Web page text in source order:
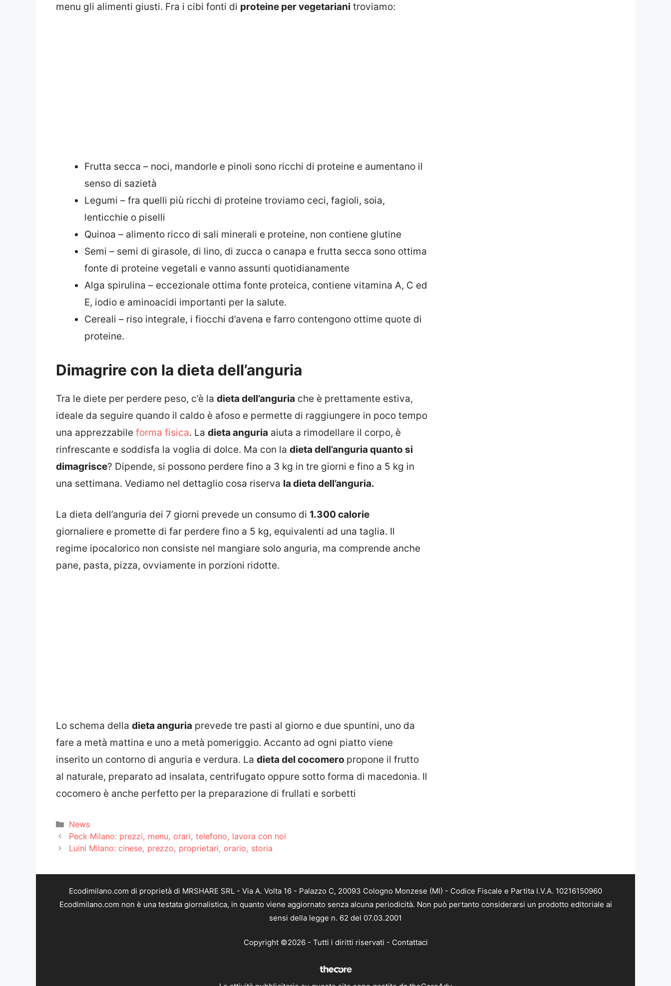
menu gli alimenti giusti. Fra i cibi fonti di proteine per vegetariani troviamo:
Frutta secca – noci, mandorle e pinoli sono ricchi di proteine e aumentano il
senso di sazietà
Legumi – fra quelli più ricchi di proteine troviamo ceci, fagioli, soia,
lenticchie o piselli
Quinoa – alimento ricco di sali minerali e proteine, non contiene glutine
Semi – semi di girasole, di lino, di zucca o canapa e frutta secca sono ottima
fonte di proteine vegetali e vanno assunti quotidianamente
Alga spirulina – eccezionale ottima fonte proteica, contiene vitamina A, C ed
E, iodio e aminoacidi importanti per la salute.
Cereali – riso integrale, i fiocchi d’avena e farro contengono ottime quote di
proteine.
Dimagrire con la dieta dell’anguria
Tra le diete per perdere peso, c’è la dieta dell’anguria che è prettamente estiva,
ideale da seguire quando il caldo è afoso e permette di raggiungere in poco tempo
una apprezzabile forma fisica. La dieta anguria aiuta a rimodellare il corpo, è
rinfrescante e soddisfa la voglia di dolce. Ma con la dieta dell’anguria quanto si
dimagrisce? Dipende, si possono perdere fino a 3 kg in tre giorni e fino a 5 kg in
una settimana. Vediamo nel dettaglio cosa riserva la dieta dell’anguria.
La dieta dell’anguria dei 7 giorni prevede un consumo di 1.300 calorie
giornaliere e promette di far perdere fino a 5 kg, equivalenti ad una taglia. Il
regime ipocalorico non consiste nel mangiare solo anguria, ma comprende anche
pane, pasta, pizza, ovviamente in porzioni ridotte.
Lo schema della dieta anguria prevede tre pasti al giorno e due spuntini, uno da
fare a metà mattina e uno a metà pomeriggio. Accanto ad ogni piatto viene
inserito un contorno di anguria e verdura. La dieta del cocomero propone il frutto
al naturale, preparato ad insalata, centrifugato oppure sotto forma di macedonia. Il
cocomero è anche perfetto per la preparazione di frullati e sorbetti
Categorie
News
Peck Milano: prezzi, menu, orari, telefono, lavora con noi
Luini Milano: cinese, prezzo, proprietari, orario, storia
Ecodimilano.com di proprietà di MRSHARE SRL - Via A. Volta 16 - Palazzo C, 20093 Cologno Monzese (MI) - Codice Fiscale e Partita I.V.A. 10216150960
Ecodimilano.com non è una testata giornalistica, in quanto viene aggiornato senza alcuna periodicità. Non può pertanto considerarsi un prodotto editoriale ai
sensi della legge n. 62 del 07.03.2001
Copyright ©2026 - Tutti i diritti riservati - Contattaci